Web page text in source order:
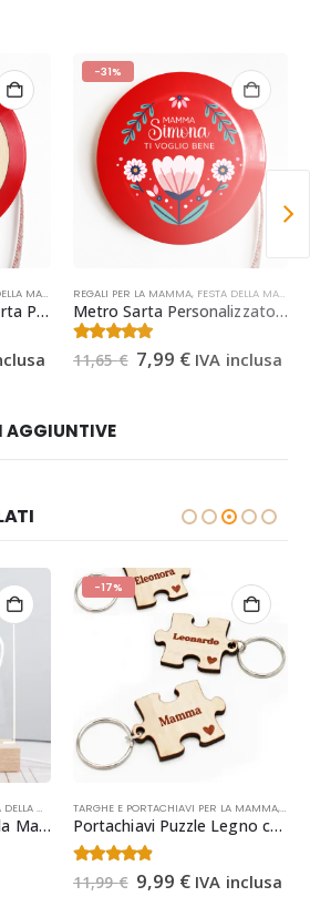
, IDEE REGALO MAESTRE,REGALI LAUREA, REGALI PER LA
MAMMA
Metro Retrattile da Sarta Personalizzato | Regalo Festa della Mamma
-31%
REGALI PER LA MAMMA, FESTA DELLA MAMMA
Metro Sarta Personalizzato | Regalo Festa della Mamma
4.50 Su 5
11,65€ Il
prezzo
7,99 €IlIVA inclusa
AGGIUNTIVE
MAMMA ,HOME DECOR,IDEE REGALO, IDEE REGALO
Lampada a Cuore per la Mamma | Regalo Festa della Mamma
-17%
TARGHE E PORTACHIAVI PER LA MAMMA,
Portachiavi Puzzle Legno con Incisione | Regalo Festa della Mamma
4.25 Su 5
11,99€ Il
prezzo
9,99 €IlIVA inclusa